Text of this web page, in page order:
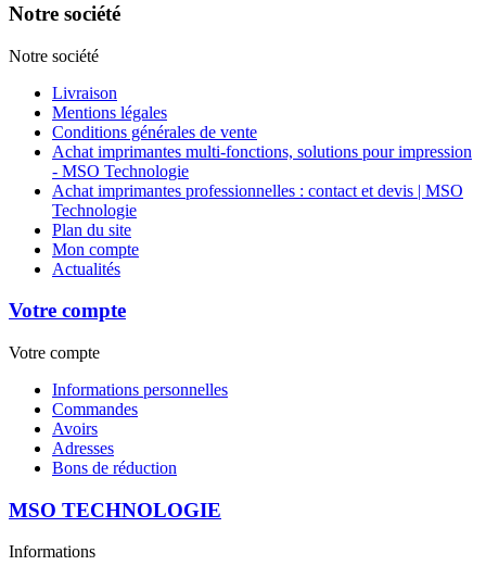
Notre société
Notre société
Livraison
Mentions légales
Conditions générales de vente
Achat imprimantes multi-fonctions, solutions pour impression
- MSO Technologie
Achat imprimantes professionnelles : contact et devis | MSO
Technologie
Plan du site
Mon compte
Actualités
Votre compte
Votre compte
Informations personnelles
Commandes
Avoirs
Adresses
Bons de réduction
MSO TECHNOLOGIE
Informations